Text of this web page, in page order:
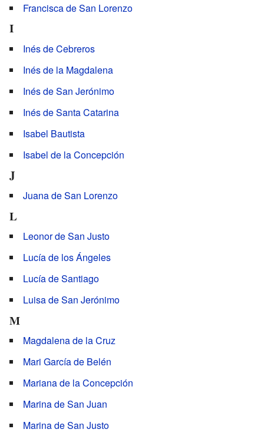
Francisca de San Lorenzo
I
Inés de Cebreros
Inés de la Magdalena
Inés de San Jerónimo
Inés de Santa Catarina
Isabel Bautista
Isabel de la Concepción
J
Juana de San Lorenzo
L
Leonor de San Justo
Lucía de los Ángeles
Lucía de Santiago
Luisa de San Jerónimo
M
Magdalena de la Cruz
Mari García de Belén
Mariana de la Concepción
Marina de San Juan
Marina de San Justo